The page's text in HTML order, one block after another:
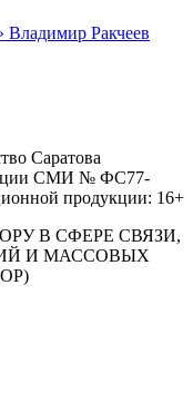
Саратова
СМИ № ФС77-
продукции: 16+
В СФЕРЕ СВЯЗИ,
И МАССОВЫХ